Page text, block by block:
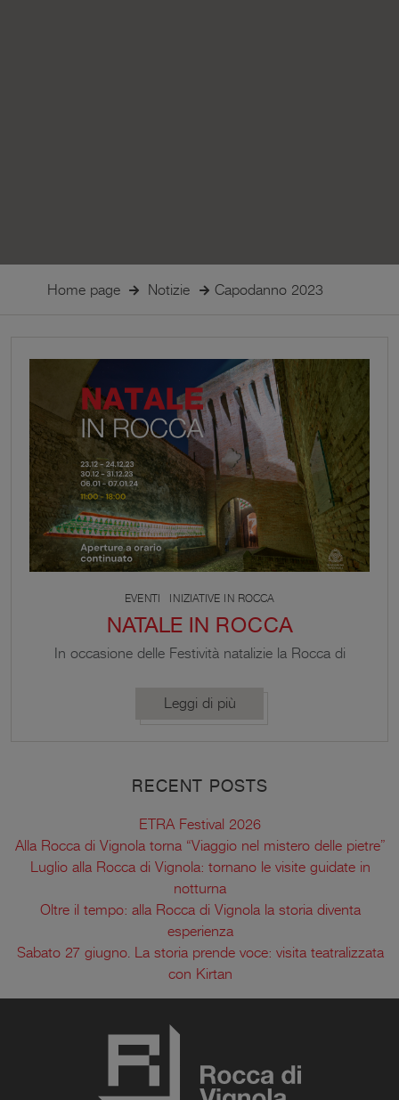
Home page Notizie Capodanno 2023
EVENTI INIZIATIVE IN ROCCA
NATALE IN ROCCA
In occasione delle Festività natalizie la Rocca di
Cappella Contrari ad orario continuato dalle 11.00
alle 18.00.
Leggi di più
RECENT POSTS
ETRA Festival 2026
Alla Rocca di Vignola torna “Viaggio nel mistero delle pietre”
Luglio alla Rocca di Vignola: tornano le visite guidate in
notturna
Oltre il tempo: alla Rocca di Vignola la storia diventa
esperienza
Sabato 27 giugno. La storia prende voce: visita teatralizzata
con Kirtan